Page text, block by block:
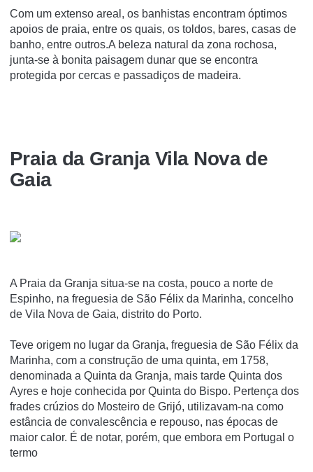
Com um extenso areal, os banhistas encontram óptimos
apoios de praia, entre os quais, os toldos, bares, casas de
banho, entre outros.A beleza natural da zona rochosa,
junta-se à bonita paisagem dunar que se encontra
protegida por cercas e passadiços de madeira.
Praia da Granja Vila Nova de
Gaia
A Praia da Granja situa-se na costa, pouco a norte de
Espinho, na freguesia de São Félix da Marinha, concelho
de Vila Nova de Gaia, distrito do Porto.
Teve origem no lugar da Granja, freguesia de São Félix da
Marinha, com a construção de uma quinta, em 1758,
denominada a Quinta da Granja, mais tarde Quinta dos
Ayres e hoje conhecida por Quinta do Bispo. Pertença dos
frades crúzios do Mosteiro de Grijó, utilizavam-na como
estância de convalescência e repouso, nas épocas de
maior calor. É de notar, porém, que embora em Portugal o
termo